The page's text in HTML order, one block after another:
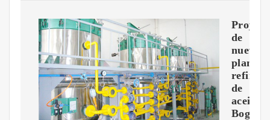
de
nueva
planta
de
Bogotá